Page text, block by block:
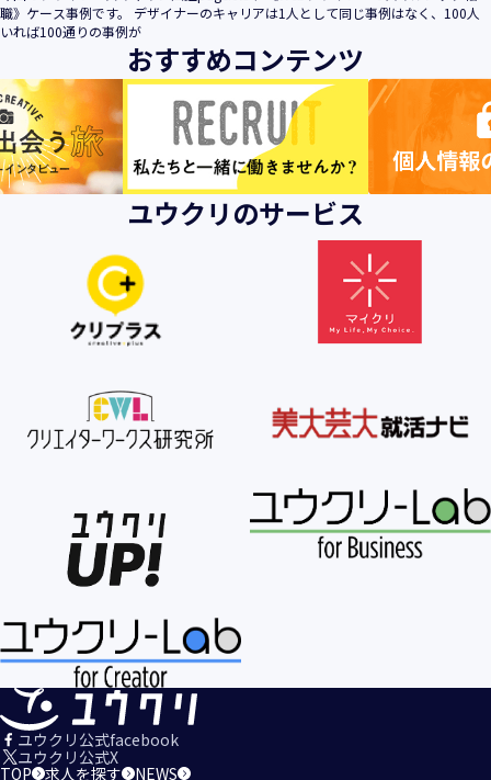
取得・収集させていただきます。
・電子メール、郵便、書面、電話等の手段により取得・収集
させていただく方法
当社に対し、電子メール、郵便、書面、電話等の手段によっ
て、ご提供いただいた個人情報を、当社は取得・収集させて
いただきます。
・当社等へアクセスされた際に情報を収集させていただく方
す。これらの情報には、利用されるURL、ブラウザや携帯電
話の種類、IPアドレスなどの情報を含みます。
【個人情報の利用目的の公表】
当社は、個人情報を次の利用目的の範囲内で利用すること
第１項及びJISQ15001:2017の附属書A.3.4.2.4に基づき公表し
＜個人情報の利用目的＞
１．当社のサービスを提供するため
２．当社のサービスを安心・安全にご利用いただける環境整
備のため
３．当社のサービスの運営・管理のため
４．当社のサービスに関するご案内、お問い合せ等への対応
５．当社、その他当社のサービスについての調査・データ集
積、改善、研究開発のため
６．当社がおすすめする商品・サービスなどのご案内を送
信・送付するため
７．当社とお客様の間での必要な連絡を行うため
８．当社のサービスに関する当社の規約、ポリシー等（以下
「規約等」といいます。）に違反する行為に対する対応のた
職》ケース事例です。 デザイナーのキャリアは1人として同じ事例はなく、100人
いれば100通りの事例が
おすすめコンテンツ
ユウクリのサービス
ユウクリ公式facebook
ユウクリ公式X
TOP 求人を探す NEWS